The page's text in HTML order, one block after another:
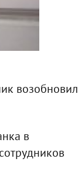
возобновил
в